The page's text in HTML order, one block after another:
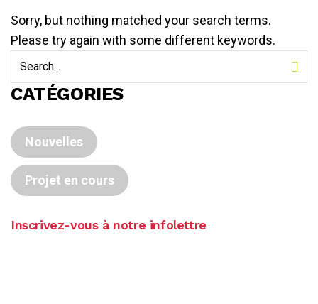
Sorry, but nothing matched your search terms.
Please try again with some different keywords.
CATÉGORIES
Nouvelles
Projet en cours
Inscrivez-vous à notre infolettre